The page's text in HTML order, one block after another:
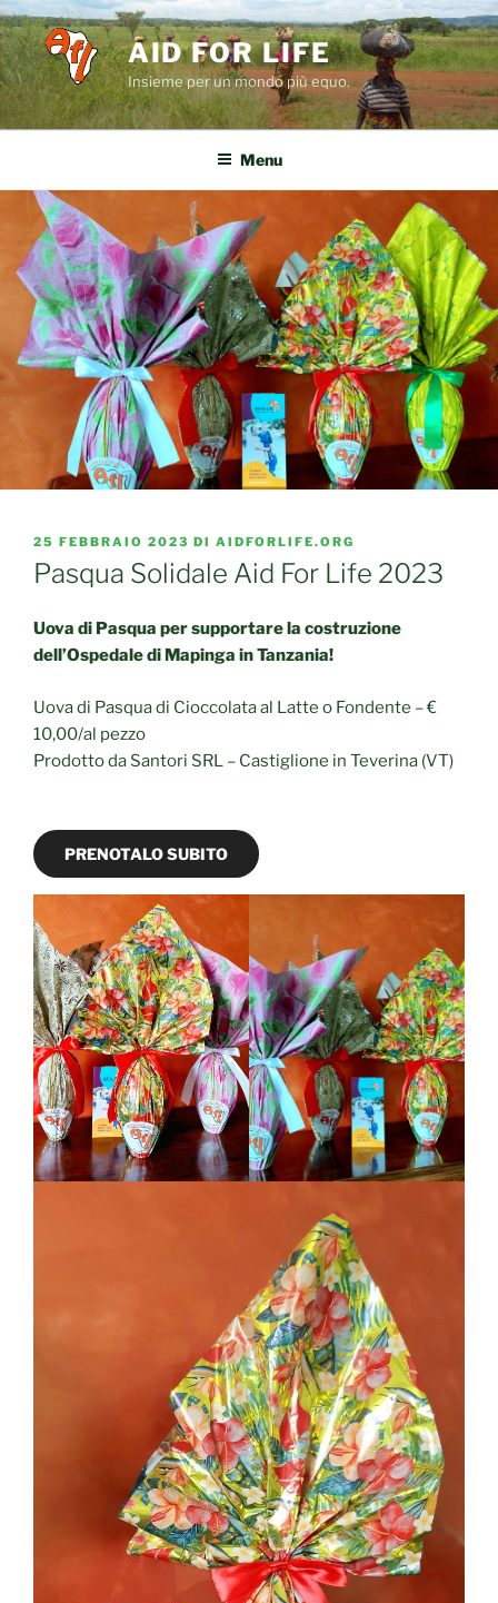
Salta
al
contenuto
AID FOR LIFE
Insieme per un mondo più equo.
Menu
PUBBLICATO
IL
25 FEBBRAIO 2023 DI AIDFORLIFE.ORG
Pasqua Solidale Aid For Life 2023
Uova di Pasqua per supportare la costruzione
dell’Ospedale di Mapinga in Tanzania!
Uova di Pasqua di Cioccolata al Latte o Fondente – €
10,00/al pezzo
Prodotto da Santori SRL – Castiglione in Teverina (VT)
PRENOTALO SUBITO